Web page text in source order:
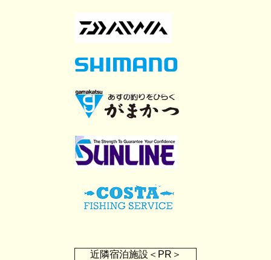
近隣宿泊施設＜PR＞